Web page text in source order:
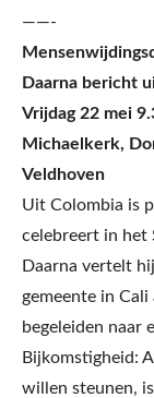
——-
Daarna bericht
Vrijdag 22 mei
Michaelkerk,
Uit Colombia is
celebreert in het
Daarna vertelt
gemeente in
begeleiden naar
Bijkomstigheid:
willen steunen,